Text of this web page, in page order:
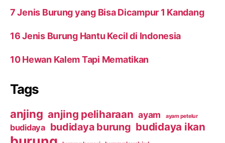
7 Jenis Burung yang Bisa Dicampur 1 Kandang
16 Jenis Burung Hantu Kecil di Indonesia
10 Hewan Kalem Tapi Mematikan
Tags
anjing anjing peliharaan ayam ayam petelur
budidaya budidaya burung budidaya ikan